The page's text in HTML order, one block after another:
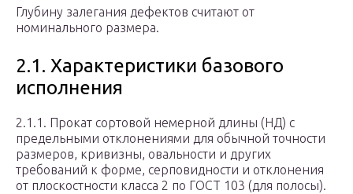
Глубину залегания дефектов считают от
номинального размера.
2.1. Характеристики базового
исполнения
2.1.1. Прокат сортовой немерной длины (НД) с
предельными отклонениями для обычной точности
размеров, кривизны, овальности и других
требований к форме, серповидности и отклонения
от плоскостности класса 2 по ГОСТ 103 (для полосы).